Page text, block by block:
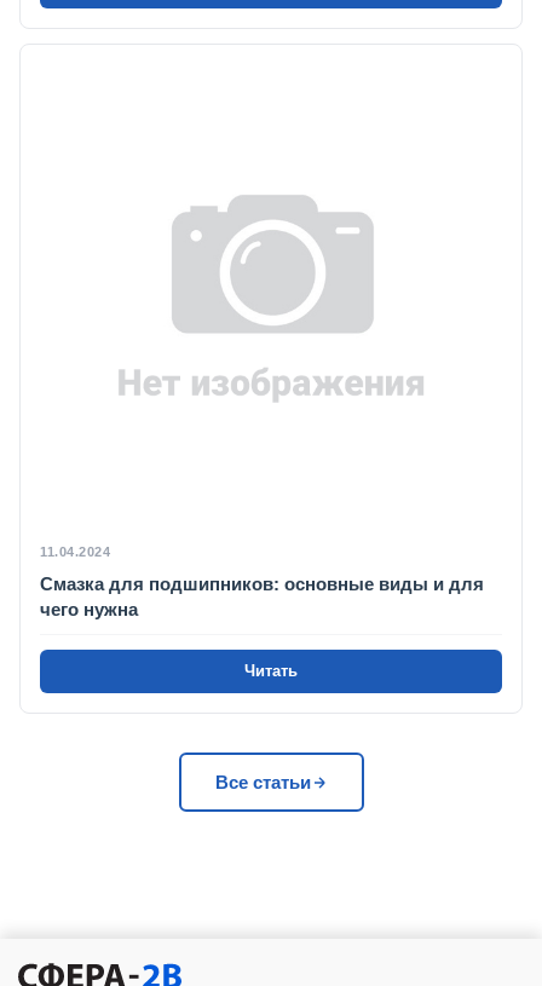
11.04.2024
Смазка для подшипников: основные виды и для
чего нужна
Читать
Все статьи